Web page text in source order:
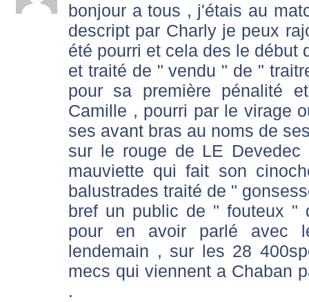
bonjour a tous , j'étais au
descript par Charly je peux
été pourri et cela des le début
et traité de " vendu " de "
pour sa première pénalité
Camille , pourri par le virage
ses avant bras au noms de
sur le rouge de LE
mauviette qui fait son
balustrades traité de "
bref un public de " fouteux "
pour en avoir parlé avec
lendemain , sur les 28
mecs qui viennent a Chaban
.